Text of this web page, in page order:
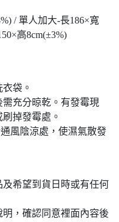
/ 單人加大-長186×寬
高8cm(±3%)
袋。
充分晾乾。有發霉現
掉發霉處。
風陰涼處，使濕氣散發
希望到貨日時或有任何
，確認同意裡面內容後